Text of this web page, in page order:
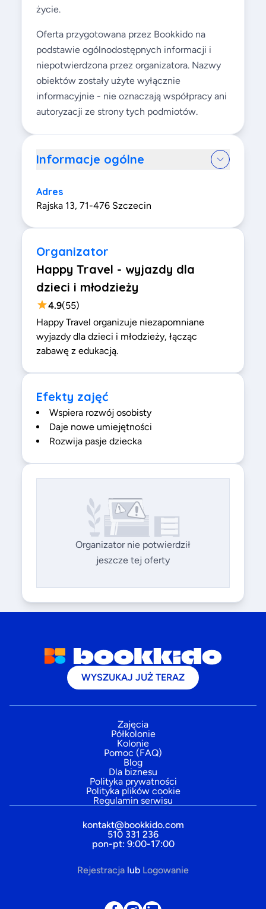
życie.
Oferta przygotowana przez Bookkido na
podstawie ogólnodostępnych informacji i
niepotwierdzona przez organizatora. Nazwy
obiektów zostały użyte wyłącznie
informacyjnie - nie oznaczają współpracy ani
autoryzacji ze strony tych podmiotów.
Informacje ogólne
Adres
Rajska 13, 71-476 Szczecin
Organizator
Happy Travel - wyjazdy dla
dzieci i młodzieży
4.9(55)
Happy Travel organizuje niezapomniane
wyjazdy dla dzieci i młodzieży, łącząc
zabawę z edukacją.
Efekty zajęć
Wspiera rozwój osobisty
Daje nowe umiejętności
Rozwija pasje dziecka
Organizator nie potwierdził
jeszcze tej oferty
WYSZUKAJ JUŻ TERAZ
Zajęcia
Półkolonie
Kolonie
Pomoc (FAQ)
Blog
Dla biznesu
Polityka prywatności
Polityka plików cookie
Regulamin serwisu
kontakt@bookkido.com
510 331 236
pon-pt: 9:00-17:00
Rejestracja lub Logowanie